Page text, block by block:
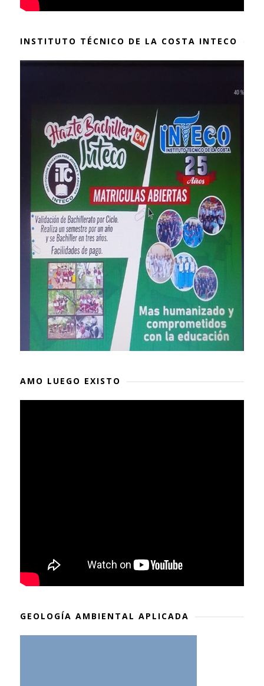
INSTITUTO TÉCNICO DE LA COSTA INTECO
AMO LUEGO EXISTO
GEOLOGÍA AMBIENTAL APLICADA